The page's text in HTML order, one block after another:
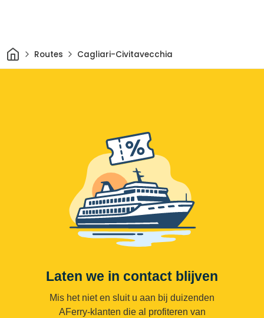
ThuisRoutes Cagliari-Civitavecchia
Laten we in contact blijven
Mis het niet en sluit u aan bij duizenden
AFerry-klanten die al profiteren van